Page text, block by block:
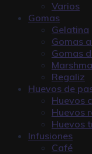
Varios
Gomas
Gelatina
Gomas
Gomas
Regaliz
Huevos de
Huevos
Huevos
Huevos
Infusiones
Café